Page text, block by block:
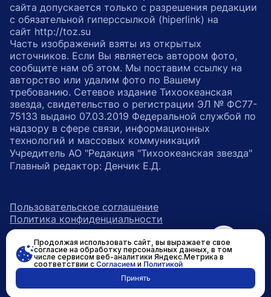
сайта допускается только с разрешения редакции
с обязательной гиперссылкой (hiperlink) на
сайт http://toz.su
Часть изображений взяты из открытых
источников. Если Вы являетесь автором фото,
сообщите нам об этом. Мы поставим ссылку на
авторство или удалим фото по Вашему
требованию. Сетевое издание Тихоокеанская
звезда, свидетельство о регистрации ЭЛ № ФС77-
75133 выдано 07.03.2019 Федеральной службой по
надзору в сфере связи, информационных
технологий и массовых коммуникаций
Учредитель АО "Редакция "Тихоокеанская звезда"
Главный редактор: Денчик Е.Д.
Пользовательское соглашение
Политика конфиденциальности
ссылка на главную
возрастное ограничение 16+
ссылка на страницу в Вконтакте
ссылка на страницу в
ссылка на канал в
Разработано в
Продолжая использовать сайт, вы выражаете свое
согласие на обработку персональных данных, в том
числе сервисом веб-аналитики Яндекс.Метрика в
соответствии с Согласиеми Политикой
Принять